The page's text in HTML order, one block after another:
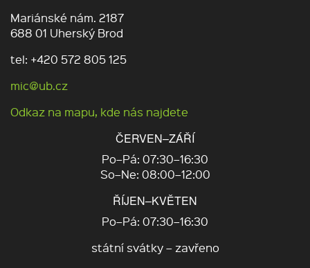
Mariánské nám. 2187
688 01 Uherský Brod
tel: +420 572 805 125
mic@ub.cz
Odkaz na mapu, kde nás najdete
ČERVEN–ZÁŘÍ
Po–Pá: 07:30–16:30
So–Ne: 08:00–12:00
ŘÍJEN–KVĚTEN
Po–Pá: 07:30–16:30
státní svátky – zavřeno